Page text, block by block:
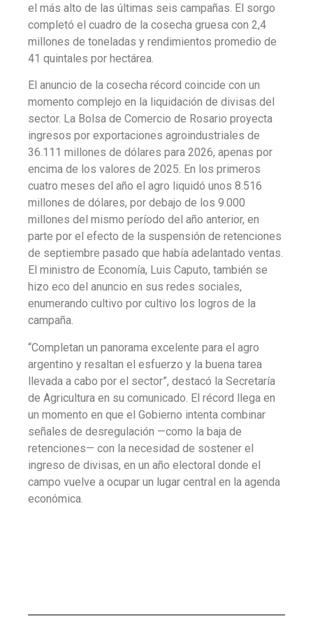
el más alto de las últimas seis campañas. El sorgo
completó el cuadro de la cosecha gruesa con 2,4
millones de toneladas y rendimientos promedio de
41 quintales por hectárea.
El anuncio de la cosecha récord coincide con un
momento complejo en la liquidación de divisas del
sector. La Bolsa de Comercio de Rosario proyecta
ingresos por exportaciones agroindustriales de
36.111 millones de dólares para 2026, apenas por
encima de los valores de 2025. En los primeros
cuatro meses del año el agro liquidó unos 8.516
millones de dólares, por debajo de los 9.000
millones del mismo período del año anterior, en
parte por el efecto de la suspensión de retenciones
de septiembre pasado que había adelantado ventas.
El ministro de Economía, Luis Caputo, también se
hizo eco del anuncio en sus redes sociales,
enumerando cultivo por cultivo los logros de la
campaña.
“Completan un panorama excelente para el agro
argentino y resaltan el esfuerzo y la buena tarea
llevada a cabo por el sector”, destacó la Secretaría
de Agricultura en su comunicado. El récord llega en
un momento en que el Gobierno intenta combinar
señales de desregulación —como la baja de
retenciones— con la necesidad de sostener el
ingreso de divisas, en un año electoral donde el
campo vuelve a ocupar un lugar central en la agenda
económica.